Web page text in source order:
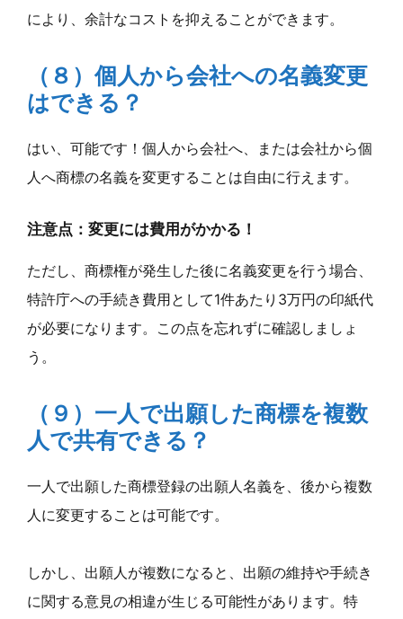
により、余計なコストを抑えることができます。
（８）個人から会社への名義変更
はできる？
はい、可能です！個人から会社へ、または会社から個
人へ商標の名義を変更することは自由に行えます。
注意点：変更には費用がかかる！
ただし、商標権が発生した後に名義変更を行う場合、
特許庁への手続き費用として1件あたり3万円の印紙代
が必要になります。この点を忘れずに確認しましょ
う。
（９）一人で出願した商標を複数
人で共有できる？
一人で出願した商標登録の出願人名義を、後から複数
人に変更することは可能です。
しかし、出願人が複数になると、出願の維持や手続き
に関する意見の相違が生じる可能性があります。特